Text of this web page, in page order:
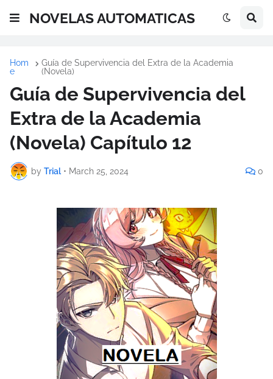
NOVELAS AUTOMATICAS
Hom
e
Guía de Supervivencia del Extra de la Academia
(Novela)
Guía de Supervivencia del
Extra de la Academia
(Novela) Capítulo 12
by Trial • March 25, 2024 0